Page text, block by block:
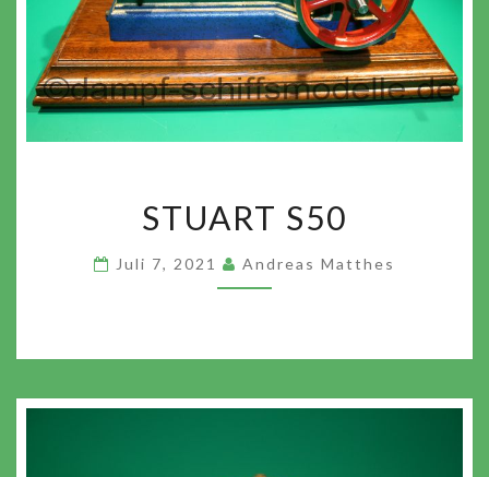
S50
STUART S50
Juli 7, 2021 Andreas Matthes